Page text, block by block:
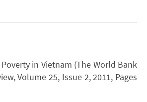
in Vietnam (The World Bank
Volume 25, Issue 2, 2011, Pages